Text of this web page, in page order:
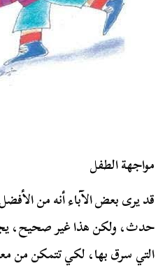
مواجهة الطفل
قد يرى بعض الآباء أنه من
حدث، ولكن هذا غير صحيح،
التي سرق بها، لكي تتمكن من